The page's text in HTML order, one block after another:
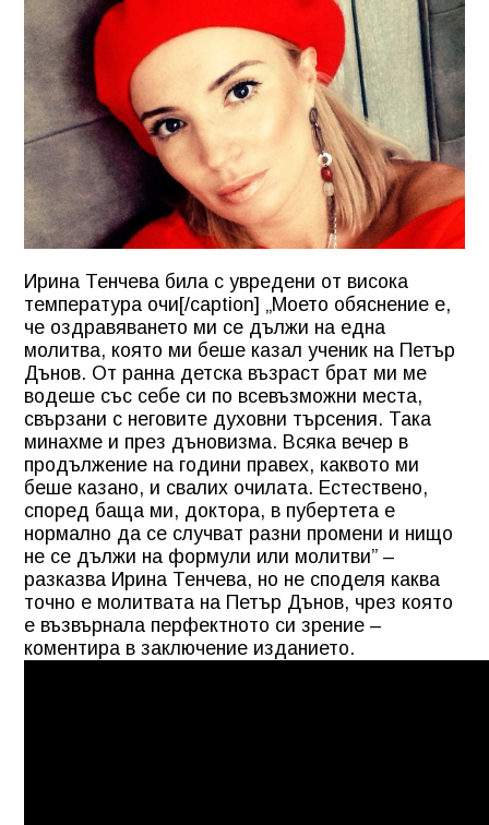
Ирина Тенчева била с увредени от висока
температура очи[/caption] „Моето обяснение е,
че оздравяването ми се дължи на една
молитва, която ми беше казал ученик на Петър
Дънов. От ранна детска възраст брат ми ме
водеше със себе си по всевъзможни места,
свързани с неговите духовни търсения. Така
минахме и през дъновизма. Всяка вечер в
продължение на години правех, каквото ми
беше казано, и свалих очилата. Естествено,
според баща ми, доктора, в пубертета е
нормално да се случват разни промени и нищо
не се дължи на формули или молитви” –
разказва Ирина Тенчева, но не споделя каква
точно е молитвата на Петър Дънов, чрез която
е възвърнала перфектното си зрение –
коментира в заключение изданието.